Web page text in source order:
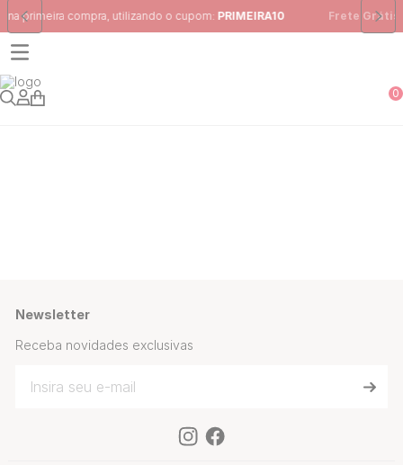
o cupom:PRIMEIRA10 Frete Grátispara região Sudeste em
0
Newsletter
Receba novidades exclusivas